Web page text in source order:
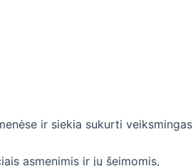
ir siekia sukurti veiksmingas
asmenimis ir jų šeimomis,